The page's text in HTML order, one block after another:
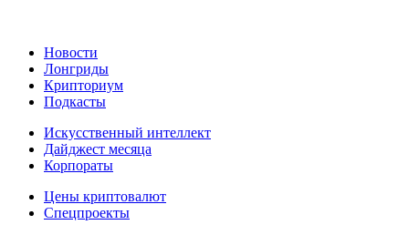
Новости
Лонгриды
Крипториум
Подкасты
Искусственный интеллект
Дайджест месяца
Корпораты
Цены криптовалют
Спецпроекты